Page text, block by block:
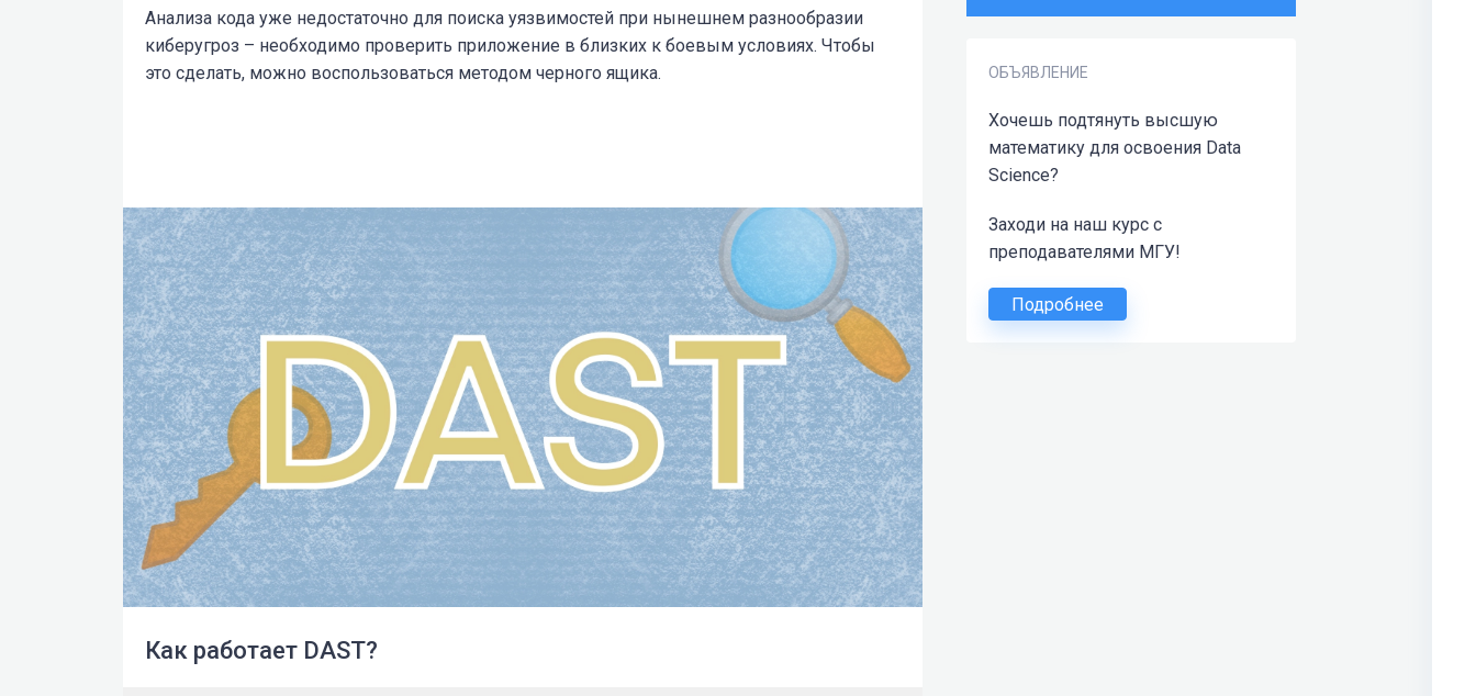
ОБЪЯВЛЕНИЕ
Хочешь подтянуть высшую
математику для освоения Data
Science?
Заходи на наш курс с
преподавателями МГУ!
Подробнее
Анализа кода уже недостаточно для поиска уязвимостей при нынешнем разнообразии
киберугроз – необходимо проверить приложение в близких к боевым условиях. Чтобы
это сделать, можно воспользоваться методом черного ящика.
Как работает DAST?